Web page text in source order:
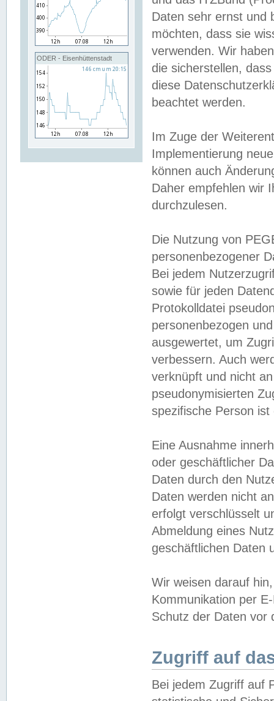
ODER - Eisenhüttenstadt
Daten sehr ernst und
möchten, dass sie
verwenden. Wir
die sicherstellen,
diese
beachtet werden.
Im Zuge der
Implementierung
können auch
Daher empfehlen wir
durchzulesen.
Die Nutzung von
personenbezogener
Bei jedem
sowie für jeden
Protokolldatei
personenbezogen
ausgewertet, um
verbessern. Auch
verknüpft und nicht
pseudonymisierten
spezifische Person
Eine Ausnahme
oder geschäftlicher
Daten durch den
Daten werden nicht
erfolgt verschlüsselt
Abmeldung eines
geschäftlichen Daten
Wir weisen darauf
Kommunikation per
Schutz der Daten vor
Zugriff auf
Bei jedem Zugriff auf